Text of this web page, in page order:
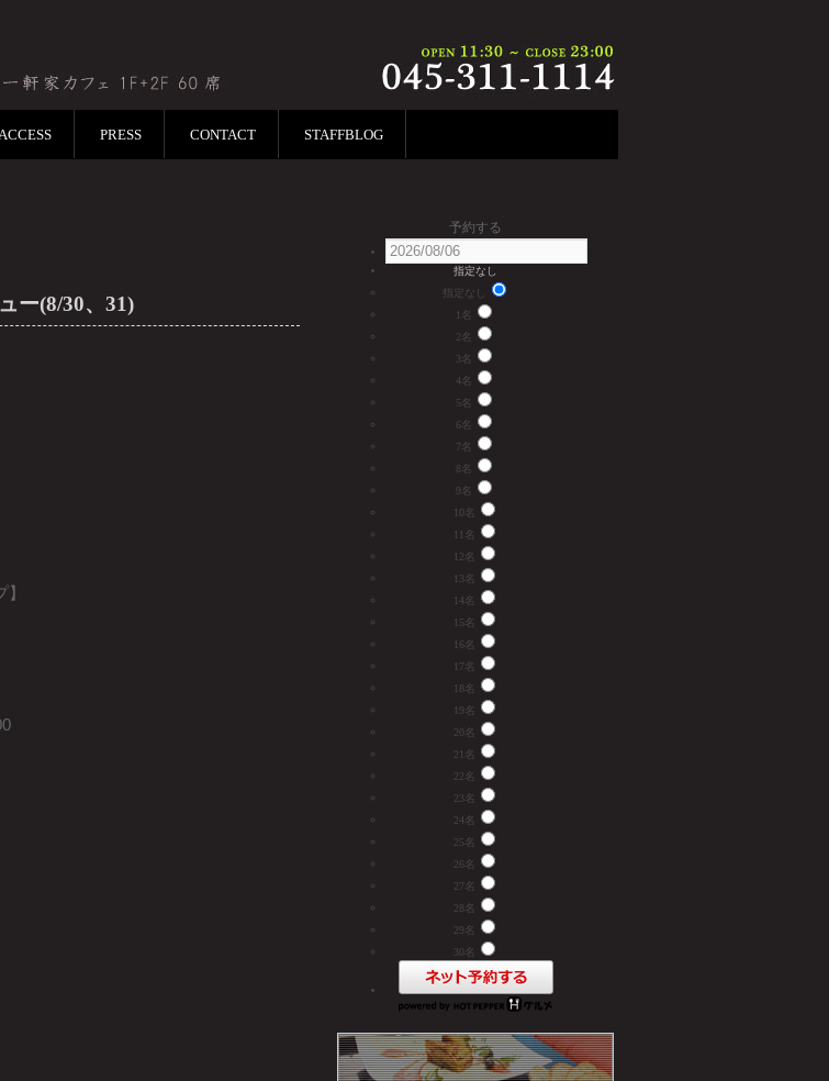
PRESS CONTACT STAFFBLOG
ー(8/30、31)
予約する
指定なし
指定なし
1名
2名
3名
4名
5名
6名
7名
8名
9名
10名
11名
12名
13名
14名
15名
16名
17名
18名
19名
20名
21名
22名
23名
24名
25名
26名
27名
28名
29名
30名